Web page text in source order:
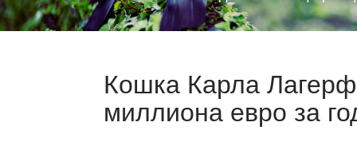
Кошка Карла
миллиона евро за